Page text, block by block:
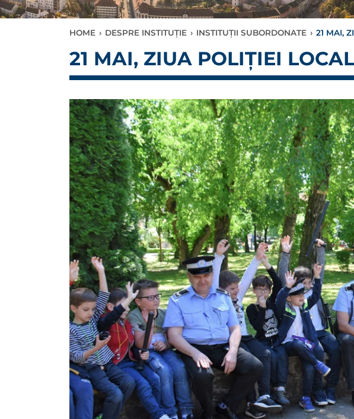
HOME › DESPRE INSTITUȚIE › INSTITUȚII SUBORDONATE › 21 MAI,
21 MAI, ZIUA POLIȚIEI